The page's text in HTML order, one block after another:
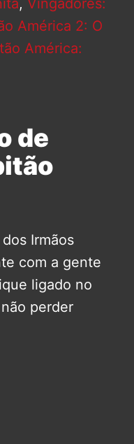
, Vingadores:
América 2: O
América:
de
Irmãos
com a gente
ligado no
perder